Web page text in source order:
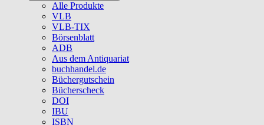
Alle Produkte
VLB
VLB-TIX
Börsenblatt
ADB
Aus dem Antiquariat
buchhandel.de
Büchergutschein
Bücherscheck
DOI
IBU
ISBN